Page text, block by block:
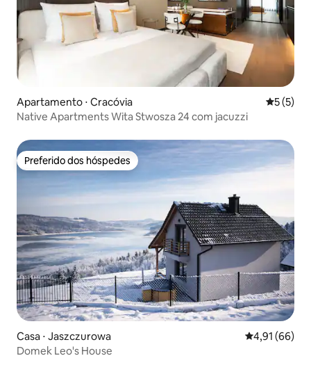
Apartamento ⋅ Cracóvia 5 de
5 (5)
Native Apartments Wita Stwosza 24 com jacuzzi
Preferido dos hóspedes
Preferido dos hóspedes
Casa ⋅ Jaszczurowa 4,91 de uma
4,91 (66)
Domek Leo's House